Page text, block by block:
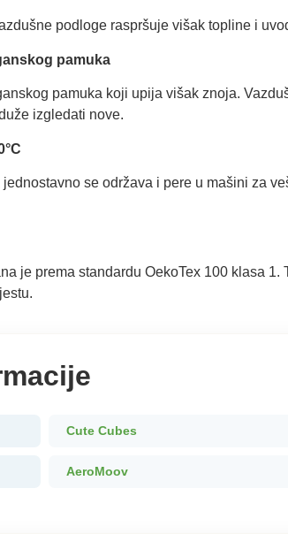
podloge raspršuje višak topline i
pamuka
pamuka koji upija višak znoja.
izgledati nove.
se održava i pere u mašini za
je prema standardu OekoTex 100 klasa
Cute Cubes
AeroMoov